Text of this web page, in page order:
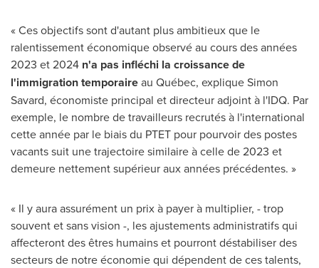
« Ces objectifs sont d'autant plus ambitieux que le
ralentissement économique observé au cours des années
2023 et2024 n'a pas infléchi la croissance de
l'immigration temporaireau Québec, expliqueSimon
Savard, économiste principal et directeur adjoint à l'IDQ. Par
exemple, le nombre de travailleurs recrutés à l'international
cette année par le biais du PTET pour pourvoir des postes
vacants suit une trajectoire similaire à celle de2023 et
demeure nettement supérieur aux années précédentes. »
« Il y aura assurément un prix à payer à multiplier, - trop
souvent et sans vision -, les ajustements administratifs qui
affecteront des êtres humains et pourront déstabiliser des
secteurs de notre économie qui dépendent de ces talents,